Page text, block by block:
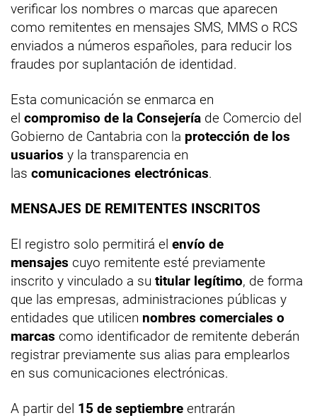
verificar los nombres o marcas que aparecen
como remitentes en mensajes SMS, MMS o RCS
enviados a números españoles, para reducir los
fraudes por suplantación de identidad.
Esta comunicación se enmarca en
el compromiso de la Consejería de Comercio del
Gobierno de Cantabria con la protección de los
usuarios y la transparencia en
las comunicaciones electrónicas.
MENSAJES DE REMITENTES INSCRITOS
El registro solo permitirá el envío de
mensajes cuyo remitente esté previamente
inscrito y vinculado a su titular legítimo, de forma
que las empresas, administraciones públicas y
entidades que utilicen nombres comerciales o
marcas como identificador de remitente deberán
registrar previamente sus alias para emplearlos
en sus comunicaciones electrónicas.
A partir del 15 de septiembre entrarán